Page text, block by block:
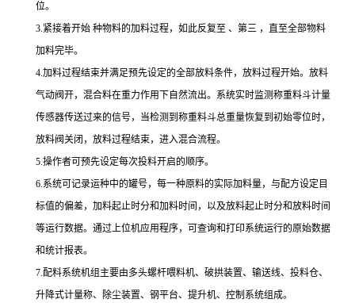
位。
3.紧接着开始 种物料的加料过程，如此反复至 、第三 ，直至全部物料
加料完毕。
4.加料过程结束并满足预先设定的全部放料条件，放料过程开始。放料
气动阀开，混合料在重力作用下自然流出。系统实时监测称重料斗计量
传感器传送过来的信号，当检测到称重料斗总重量恢复到初始零位时，
放料阀关闭，放料过程结束，进入混合流程。
5.操作者可预先设定每次投料开启的顺序。
6.系统可记录运种中的罐号，每一种原料的实际加料量，与配方设定目
标值的偏差，加料起止时分和加料时间，以及放料起止时分和放料时间
等运行数据。通过上位机应用程序，可查询和打印系统运行的原始数据
和统计报表。
7.配料系统机组主要由多头螺杆喂料机、破拱装置、输送线、投料仓、
升降式计量称、除尘装置、钢平台、提升机、控制系统组成。